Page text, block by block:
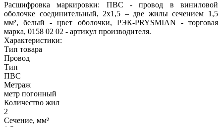
Расшифровка маркировки: ПВС - провод в виниловой
оболочке соединительный, 2х1,5 – две жилы сечением 1,5
мм², белый - цвет оболочки, РЭК-PRYSMIAN - торговая
марка, 0158 02 02 - артикул производителя.
Характеристики:
Тип товара
Провод
Тип
ПВС
Метраж
метр погонный
Количество жил
2
Сечение, мм²